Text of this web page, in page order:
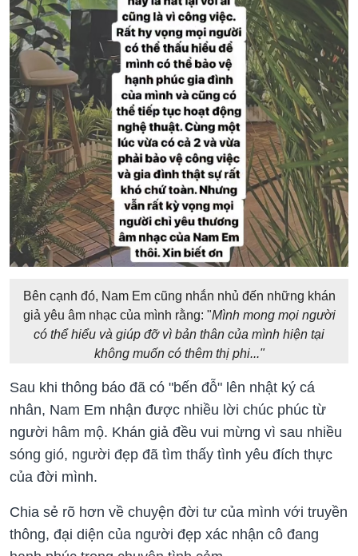
Bên cạnh đó, Nam Em cũng nhắn nhủ đến những khán
giả yêu âm nhạc của mình rằng: "Mình mong mọi người
có thể hiểu và giúp đỡ vì bản thân của mình hiện tại
không muốn có thêm thị phi..."
Sau khi thông báo đã có "bến đỗ" lên nhật ký cá
nhân, Nam Em nhận được nhiều lời chúc phúc từ
người hâm mộ. Khán giả đều vui mừng vì sau nhiều
sóng gió, người đẹp đã tìm thấy tình yêu đích thực
của đời mình.
Chia sẻ rõ hơn về chuyện đời tư của mình với truyền
thông, đại diện của người đẹp xác nhận cô đang